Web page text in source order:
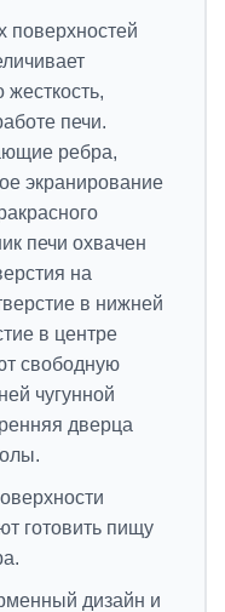
поверхностей
жесткость,
печи.
ребра,
экранирование
печи охвачен
на
в нижней
в центре
свободную
чугунной
дверца
готовить пищу
дизайн и